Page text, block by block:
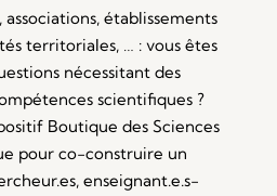
établissements
territoriales, … : vous êtes
nécessitant des
scientifiques ?
Boutique des Sciences
pour co-construire un
enseignant.e.s-